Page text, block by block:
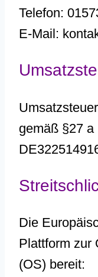
Telefon:
E-Mail:
gemäß §27
Die
Plattform zur
(OS) bereit: